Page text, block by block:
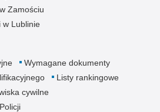
Zamościu
w Lublinie
Wymagane dokumenty
Listy rankingowe
cywilne